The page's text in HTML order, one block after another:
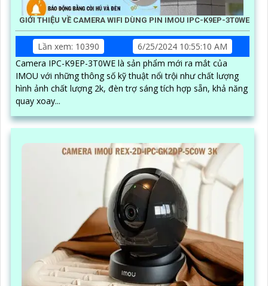
GIỚI THIỆU VỀ CAMERA WIFI DÙNG PIN IMOU IPC-K9EP-3T0WE
Lần xem: 10390
6/25/2024 10:55:10 AM
Camera IPC-K9EP-3T0WE là sản phẩm mới ra mắt của
IMOU với những thông số kỹ thuật nổi trội như chất lượng
hình ảnh chất lượng 2k, đèn trợ sáng tích hợp sẵn, khả năng
quay xoay...